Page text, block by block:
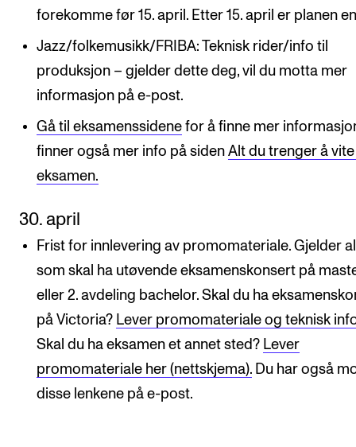
forekomme før 15. april. Etter 15. april er planen
Jazz/folkemusikk/FRIBA: Teknisk rider/info til
produksjon​ – gjelder dette deg, vil du motta mer
informasjon på e-post.
Gå til eksamenssidene for å finne mer
finner også mer info på sidenAlt du trenger å
eksamen.
30. april
Frist for innlevering av promomateriale. Gjelder
som skal ha utøvende eksamenskonsert på
eller 2. avdeling bachelor. Skal du ha
på Victoria? Lever promomateriale og teknisk
Skal du ha eksamen et annet sted? Lever
promomateriale her (nettskjema). Du har også
disse lenkene på e-post.